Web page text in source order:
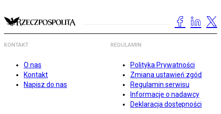
KONTAKT
O nas
Kontakt
Napisz do nas
REGULAMIN
Polityka Prywatności
Zmiana ustawień zgód
Regulamin serwisu
Informacje o nadawcy
Deklaracja dostępności